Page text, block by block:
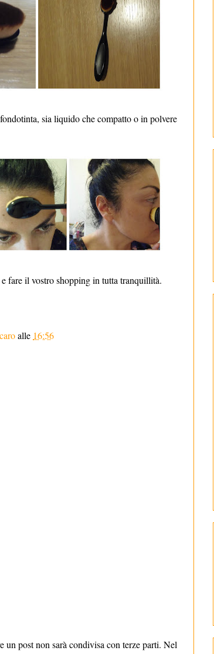
sia liquido che compatto o in polvere
fare il vostro shopping in tutta tranquillità.
alle 16:56
post non sarà condivisa con terze parti. Nel